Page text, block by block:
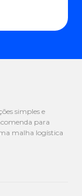
simples e
para
malha logística